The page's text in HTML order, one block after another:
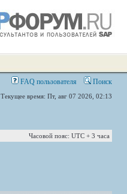
FAQ пользователя Поиск
Текущее время: Пт, авг 07 2026, 02:13
Часовой пояс: UTC + 3 часа